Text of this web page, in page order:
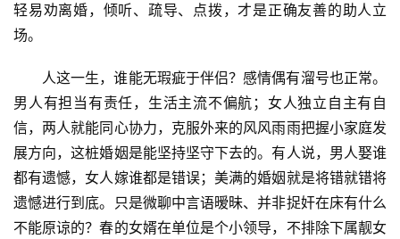
轻易劝离婚，倾听、疏导、点拨，才是正确友善的助人立
场。
人这一生，谁能无瑕疵于伴侣？感情偶有溜号也正常。
男人有担当有责任，生活主流不偏航；女人独立自主有自
信，两人就能同心协力，克服外来的风风雨雨把握小家庭发
展方向，这桩婚姻是能坚持坚守下去的。有人说，男人娶谁
都有遗憾，女人嫁谁都是错误；美满的婚姻就是将错就错将
遗憾进行到底。只是微聊中言语暧昧、并非捉奸在床有什么
不能原谅的？春的女婿在单位是个小领导，不排除下属靓女